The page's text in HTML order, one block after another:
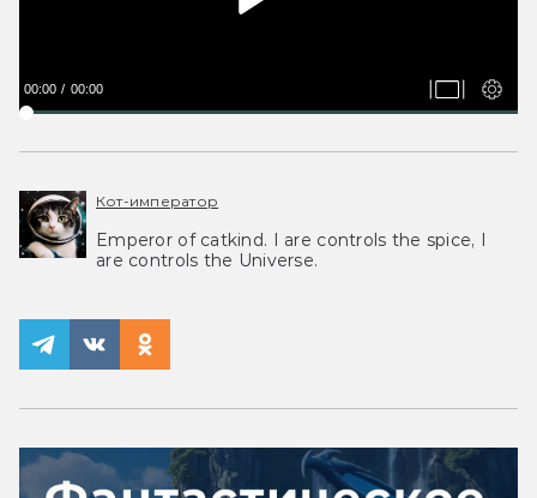
00:00 00:00
Кот-император
Emperor of catkind. I are controls the spice, I
are controls the Universe.